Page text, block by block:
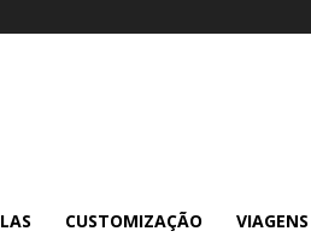
CUSTOMIZAÇÃO VIAGENS